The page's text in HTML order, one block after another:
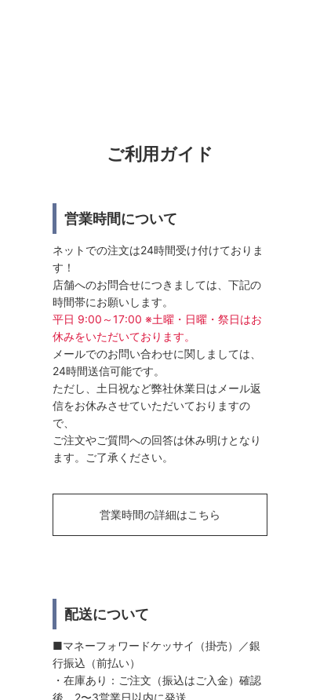
ご利用ガイド
営業時間について
ネットでの注文は24時間受け付けておりま
す！
店舗へのお問合せにつきましては、下記の
時間帯にお願いします。
平日 9:00～17:00 ※土曜・日曜・祭日はお
休みをいただいております。
メールでのお問い合わせに関しましては、
24時間送信可能です。
ただし、土日祝など弊社休業日はメール返
信をお休みさせていただいておりますの
で、
ご注文やご質問への回答は休み明けとなり
ます。ご了承ください。
営業時間の詳細はこちら
配送について
■マネーフォワードケッサイ（掛売）／銀
行振込（前払い）
・在庫あり：ご注文（振込はご入金）確認
後、2〜3営業日以内に発送